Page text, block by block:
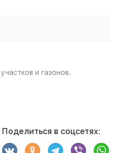
и газонов.
Поделиться в соцсетях: